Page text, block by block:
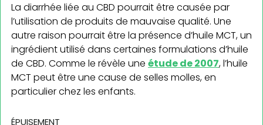
La diarrhée liée au CBD pourrait être causée par
l’utilisation de produits de mauvaise qualité. Une
autre raison pourrait être la présence d’huile MCT, un
ingrédient utilisé dans certaines formulations d’huile
de CBD. Comme le révèle une étude de 2007, l’huile
MCT peut être une cause de selles molles, en
particulier chez les enfants.
ÉPUISEMENT